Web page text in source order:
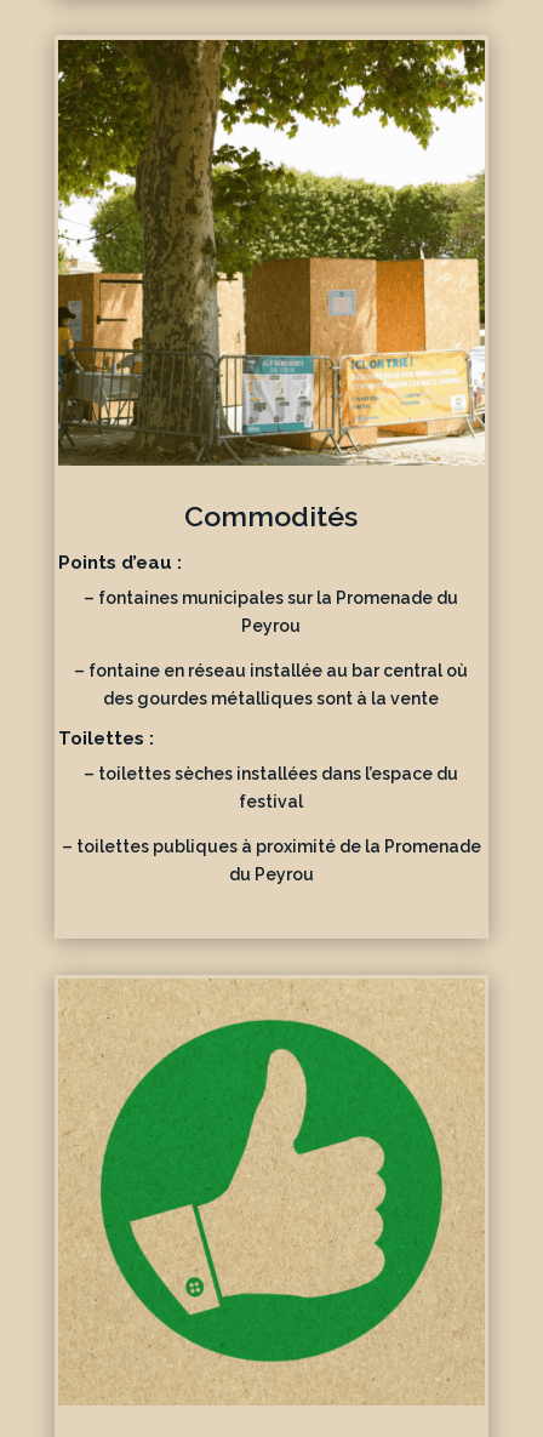
Commodités
Points d’eau :
– fontaines municipales sur la Promenade du
Peyrou
– fontaine en réseau installée au bar central où
des gourdes métalliques sont à la vente
Toilettes :
– toilettes sèches installées dans l’espace du
festival
– toilettes publiques à proximité de la Promenade
du Peyrou